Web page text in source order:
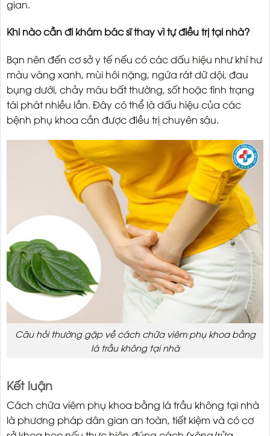
gian.
Khi nào cần đi khám bác sĩ thay vì tự điều trị tại nhà?
Bạn nên đến cơ sở y tế nếu có các dấu hiệu như khí hư
màu vàng xanh, mùi hôi nặng, ngứa rát dữ dội, đau
bụng dưới, chảy máu bất thường, sốt hoặc tình trạng
tái phát nhiều lần. Đây có thể là dấu hiệu của các
bệnh phụ khoa cần được điều trị chuyên sâu.
Câu hỏi thường gặp về cách chữa viêm phụ khoa bằng
lá trầu không tại nhà
Kết luận
Cách chữa viêm phụ khoa bằng lá trầu không tại nhà
là phương pháp dân gian an toàn, tiết kiệm và có cơ